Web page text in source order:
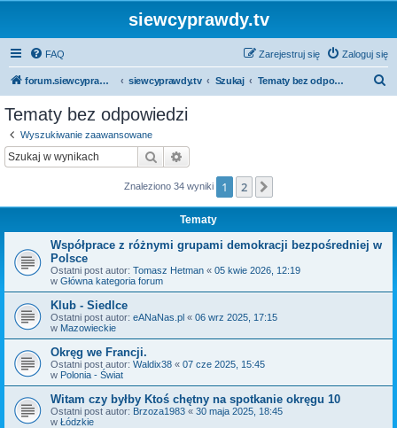
siewcyprawdy.tv
FAQ Zaloguj się
Zarejestruj się
forum.siewcyprawdy.tv siewcyprawdy.tv Szukaj Tematy bez odpowiedzi
Tematy bez odpowiedzi
Wyszukiwanie zaawansowane
Szukaj
Znaleziono 34 wyniki 1 2
Tematy
Współprace z różnymi grupami demokracji bezpośredniej w
Polsce
Ostatni post autor: Tomasz Hetman « 05 kwie 2026, 12:19
w Główna kategoria forum
Klub - Siedlce
Ostatni post autor: eANaNas.pl « 06 wrz 2025, 17:15
w Mazowieckie
Okręg we Francji.
Ostatni post autor: Waldix38 « 07 cze 2025, 15:45
w Polonia - Świat
Witam czy byłby Ktoś chętny na spotkanie okręgu 10
Ostatni post autor: Brzoza1983 « 30 maja 2025, 18:45
w Łódzkie